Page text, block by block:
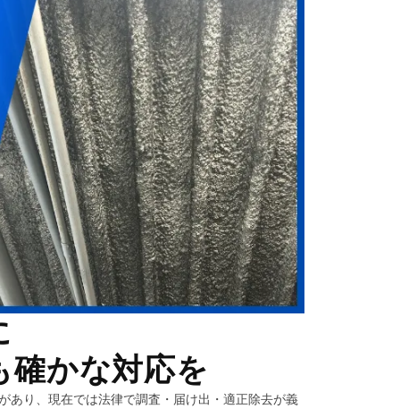
確かな対応を
あり、現在では法律で調査・届け出・適正除去が義